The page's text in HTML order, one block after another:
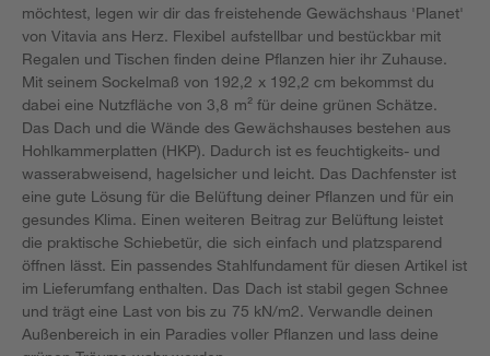
möchtest, legen wir dir das freistehende Gewächshaus 'Planet'
von Vitavia ans Herz. Flexibel aufstellbar und bestückbar mit
Regalen und Tischen finden deine Pflanzen hier ihr Zuhause.
Mit seinem Sockelmaß von 192,2 x 192,2 cm bekommst du
dabei eine Nutzfläche von 3,8 m² für deine grünen Schätze.
Das Dach und die Wände des Gewächshauses bestehen aus
Hohlkammerplatten (HKP). Dadurch ist es feuchtigkeits- und
wasserabweisend, hagelsicher und leicht. Das Dachfenster ist
eine gute Lösung für die Belüftung deiner Pflanzen und für ein
gesundes Klima. Einen weiteren Beitrag zur Belüftung leistet
die praktische Schiebetür, die sich einfach und platzsparend
öffnen lässt. Ein passendes Stahlfundament für diesen Artikel ist
im Lieferumfang enthalten. Das Dach ist stabil gegen Schnee
und trägt eine Last von bis zu 75 kN/m2. Verwandle deinen
Außenbereich in ein Paradies voller Pflanzen und lass deine